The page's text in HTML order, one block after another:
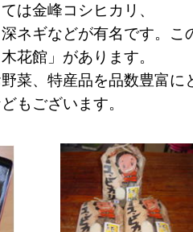
は金峰コシヒカリ、
ネギなどが有名です。
花館」があります。
菜、特産品を品数豊富に
もございます。